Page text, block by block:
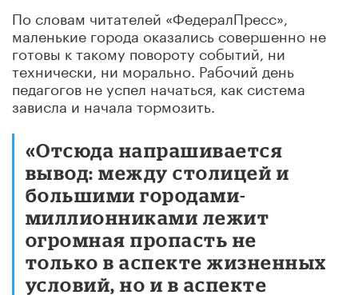
По словам читателей «ФедералПресс»,
маленькие города оказались совершенно не
готовы к такому повороту событий, ни
технически, ни морально. Рабочий день
педагогов не успел начаться, как система
зависла и начала тормозить.
«Отсюда напрашивается
вывод: между столицей и
большими городами-
миллионниками лежит
огромная пропасть не
только в аспекте жизненных
условий, но и в аспекте